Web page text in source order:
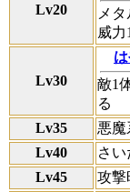
Lv20
メ
威
Lv30
敵1
る
Lv35
悪魔
Lv40
さい
Lv45
攻撃